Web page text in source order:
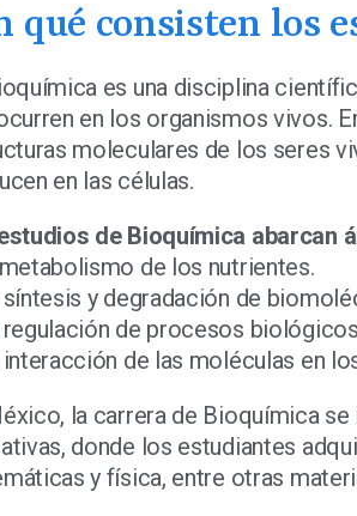
qué consisten los
es una disciplina
en los organismos vivos.
moleculares de los seres
en las células.
de Bioquímica abarcan
de los nutrientes.
y degradación de
de procesos
de las moléculas en
la carrera de Bioquímica
donde los estudiantes
y física, entre otras